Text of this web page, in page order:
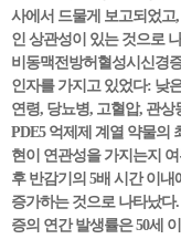
사에서 드물게 보고되었고
인 상관성이 있는 것으로
비동맥전방허혈성시신경
인자를 가지고 있었다: 낮
연령, 당뇨병, 고혈압, 관
PDE5 억제제 계열 약물의
현이 연관성을 가지는지
후 반감기의 5배 시간 이
증가하는 것으로 나타났
증의 연간 발생률은 50세